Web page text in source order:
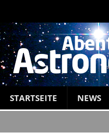
STARTSEITE NEWS